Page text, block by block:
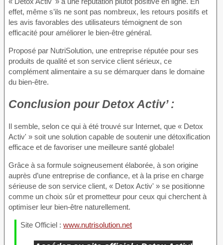
effet, même s’ils ne sont pas nombreux, les retours positifs et
les avis favorables des utilisateurs témoignent de son
efficacité pour améliorer le bien-être général.
Proposé par NutriSolution, une entreprise réputée pour ses
produits de qualité et son service client sérieux, ce
complément alimentaire a su se démarquer dans le domaine
du bien-être.
Conclusion pourDetox Activ’ :
Il semble, selon ce qui à été trouvé sur Internet, que « Detox
Activ' » soit une solution capable de soutenir une détoxification
efficace et de favoriser une meilleure santé globale!
Grâce à sa formule soigneusement élaborée, à son origine
auprès d’une entreprise de confiance, et à la prise en charge
sérieuse de son service client, « Detox Activ' » se positionne
comme un choix sûr et prometteur pour ceux qui cherchent à
optimiser leur bien-être naturellement.
Site Officiel : www.nutrisolution.net